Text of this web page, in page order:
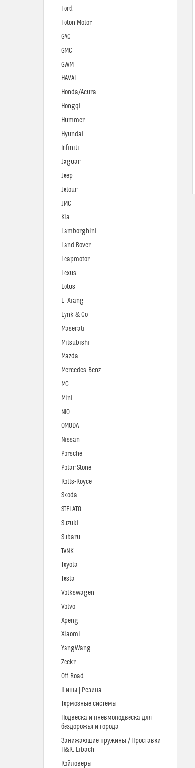
Ford
Foton Motor
GAC
GMC
GWM
HAVAL
Honda/Acura
Hongqi
Hummer
Hyundai
Infiniti
Jaguar
Jeep
Jetour
JMC
Kia
Lamborghini
Land Rover
Leapmotor
Lexus
Lotus
Li Xiang
Lynk & Co
Maserati
Mitsubishi
Mazda
Mercedes-Benz
MG
Mini
NIO
OMODA
Nissan
Porsche
Polar Stone
Rolls-Royce
Skoda
STELATO
Suzuki
Subaru
TANK
Toyota
Tesla
Volkswagen
Volvo
Xpeng
Xiaomi
YangWang
Zeekr
Off-Road
Шины | Резина
Тормозные системы
Подвеска и пневмоподвеска для
бездорожья и города
Занижающие пружины / Проставки
H&R; Eibach
Койловеры